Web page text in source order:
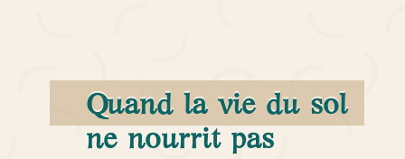
Quand la vie du sol
ne nourrit pas